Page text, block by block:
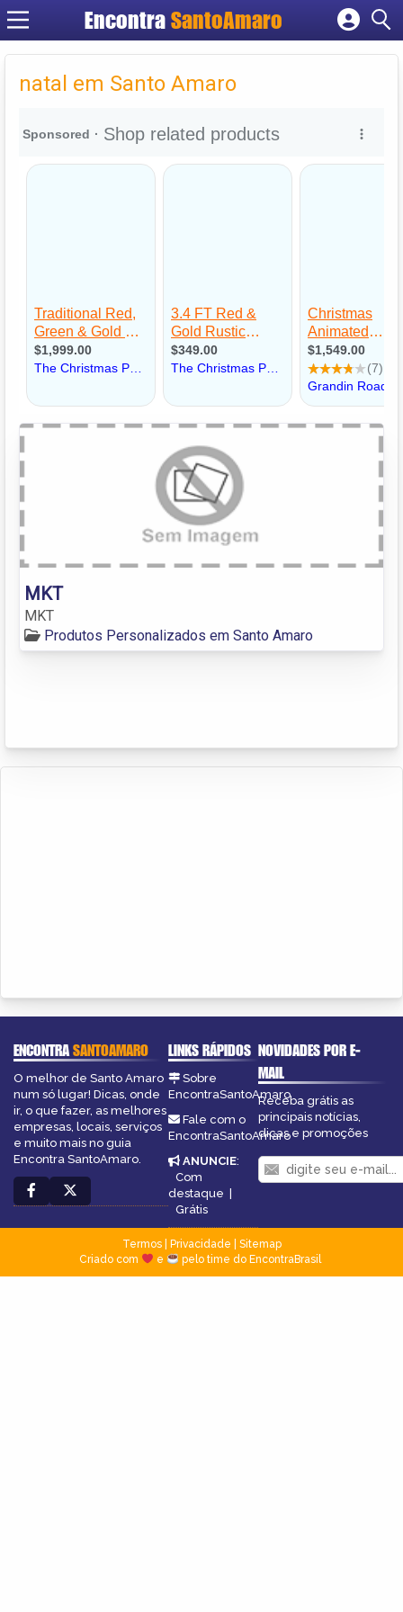
Encontra SantoAmaro
Cadastrar empresa
Criar conta
natal em Santo Amaro
MKT
MKT
Produtos Personalizados em Santo Amaro
ENCONTRASANTOAMARO
O melhor de Santo Amaro
num só lugar! Dicas, onde
ir, o que fazer, as melhores
empresas, locais, serviços
e muito mais no guia
Encontra SantoAmaro.
LINKS RÁPIDOS
Sobre
EncontraSantoAmaro
Fale com o
EncontraSantoAmaro
ANUNCIE:
Com
destaque |
Grátis
NOVIDADES POR E-
MAIL
Receba grátis as
principais notícias,
dicas e promoções
Termos| Privacidade
Sitemap
Criado com
e pelo time do EncontraBrasil